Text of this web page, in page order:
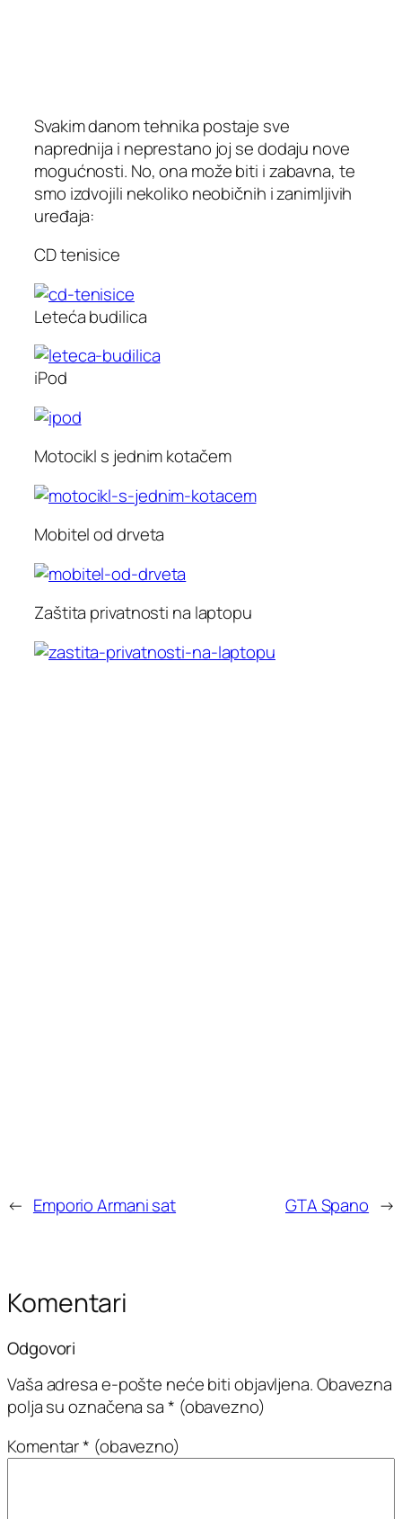
Svakim danom tehnika postaje sve
naprednija i neprestano joj se dodaju nove
mogućnosti. No, ona može biti i zabavna, te
smo izdvojili nekoliko neobičnih i zanimljivih
uređaja:
CD tenisice
Leteća budilica
iPod
Motocikl s jednim kotačem
Mobitel od drveta
Zaštita privatnosti na laptopu
← Emporio Armani sat GTA Spano →
Komentari
Odgovori
Vaša adresa e-pošte neće biti objavljena.Obavezna
polja su označena sa* (obavezno)
Komentar* (obavezno)